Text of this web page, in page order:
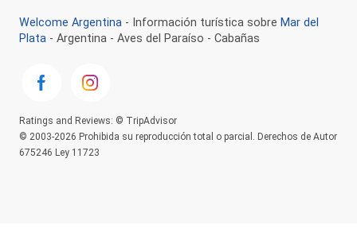
Welcome Argentina - Información turística sobre Mar del
Plata - Argentina - Aves del Paraíso - Cabañas
Ratings and Reviews: © TripAdvisor
© 2003-2026 Prohibida su reproducción total o parcial. Derechos de Autor
675246 Ley 11723